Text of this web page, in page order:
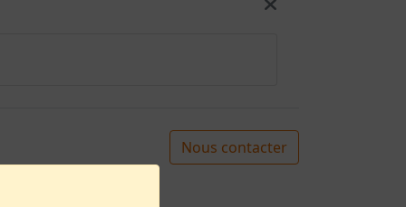
Nous contacter